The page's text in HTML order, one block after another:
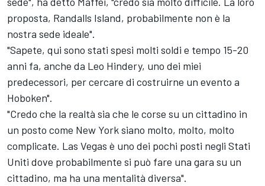
proposta, Randalls Island, probabilmente non è la
nostra sede ideale".
"Sapete, qui sono stati spesi molti soldi e tempo 15-20
anni fa, anche da Leo Hindery, uno dei miei
predecessori, per cercare di costruirne un evento a
Hoboken".
"Credo che la realtà sia che le corse su un cittadino in
un posto come New York siano molto, molto, molto
complicate. Las Vegas è uno dei pochi posti negli Stati
Uniti dove probabilmente si può fare una gara su un
cittadino, ma ha una mentalità diversa".